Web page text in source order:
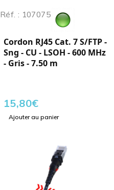
Réf. : 107075
Cordon RJ45 Cat. 7 S/FTP -
Sng - CU - LSOH - 600 MHz
- Gris - 7.50 m
15,80€
Ajouter au panier